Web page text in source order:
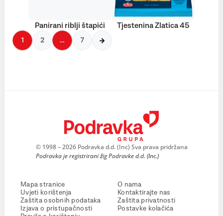
Panirani riblji štapići Tjestenina Zlatica 45
1 2 … 7
© 1998 – 2026 Podravka d.d. (Inc) Sva prava pridržana
Podravka je registrirani žig Podravke d.d. (Inc.)
Mapa stranice
Uvjeti korištenja
Zaštita osobnih podataka
Izjava o pristupačnosti
O nama
Kontaktirajte nas
Zaštita privatnosti
Postavke kolačića